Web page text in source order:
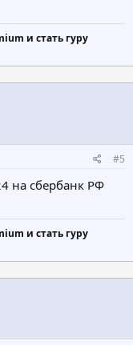
и стать гуру
#5
на сбербанк РФ
и стать гуру